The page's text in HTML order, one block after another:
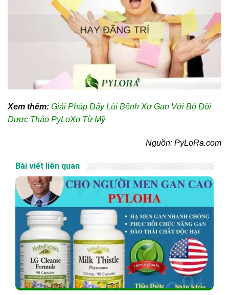
Xem thêm: Giải Pháp Đẩy Lùi Bệnh Xơ Gan Với Bộ Đôi
Dược Thảo PyLoXo Từ Mỹ
Nguồn: PyLoRa.com
Bài viết liên quan